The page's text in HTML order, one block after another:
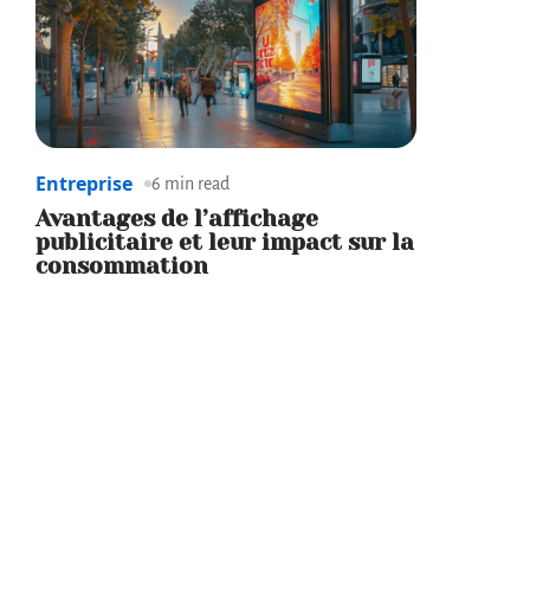
Entreprise 6 min read
Avantages de l’affichage
publicitaire et leur impact sur la
consommation